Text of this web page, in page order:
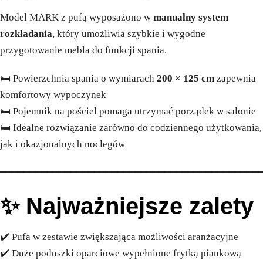
Model MARK z pufą wyposażono w manualny system
rozkładania, który umożliwia szybkie i wygodne
przygotowanie mebla do funkcji spania.
🛏️ Powierzchnia spania o wymiarach 200 × 125 cm zapewnia
komfortowy wypoczynek
🛏️ Pojemnik na pościel pomaga utrzymać porządek w salonie
🛏️ Idealne rozwiązanie zarówno do codziennego użytkowania,
jak i okazjonalnych noclegów
✨ Najważniejsze zalety
✔️ Pufa w zestawie zwiększająca możliwości aranżacyjne
✔️ Duże poduszki oparciowe wypełnione frytką piankową